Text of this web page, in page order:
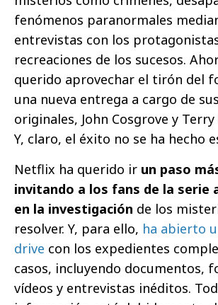
fenómenos paranormales
entrevistas con los
recreaciones de los sucesos.
querido aprovechar el tirón del
una nueva entrega a cargo de
originales, John Cosgrove y
Y, claro, el éxito no se ha hecho
Netflix ha querido ir un paso
invitando a los fans de la serie
en la investigación de los
resolver. Y, para ello, ha abierto
drive con los expedientes
casos, incluyendo documentos,
vídeos y entrevistas inéditos.